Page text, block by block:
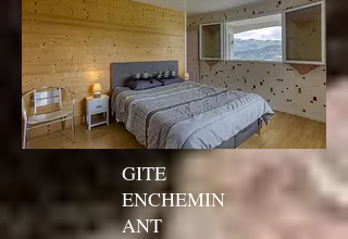
GITE
ENCHEMIN
ANT